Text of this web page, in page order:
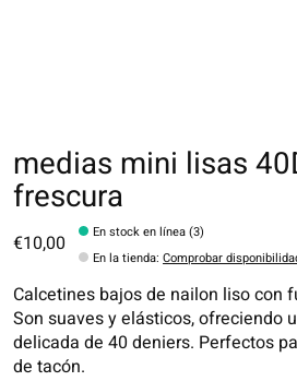
medias mini lisas
frescura
€10,00
En stock en línea (3)
En la tienda:Comprobar
Calcetines bajos de nailon liso con
Son suaves y elásticos, ofreciendo
delicada de 40 deniers. Perfectos
de tacón.